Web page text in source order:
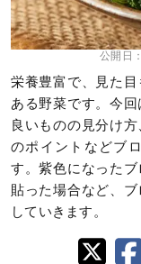
公開日
栄養豊富で、見た
ある野菜です。今
良いものの見分け
のポイントなどブ
す。紫色になった
貼った場合など、
していきます。